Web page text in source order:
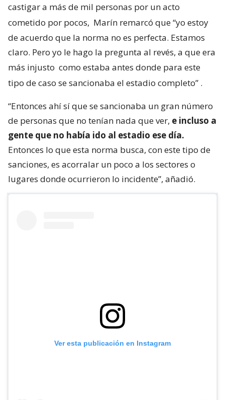
castigar a más de mil personas por un acto
cometido por pocos, Marín remarcó que “yo estoy
de acuerdo que la norma no es perfecta. Estamos
claro. Pero yo le hago la pregunta al revés, a que era
más injusto como estaba antes donde para este
tipo de caso se sancionaba el estadio completo” .
“Entonces ahí sí que se sancionaba un gran número
de personas que no tenían nada que ver, e incluso a
gente que no había ido al estadio ese día.
Entonces lo que esta norma busca, con este tipo de
sanciones, es acorralar un poco a los sectores o
lugares donde ocurrieron lo incidente”, añadió.
Ver esta publicación en Instagram